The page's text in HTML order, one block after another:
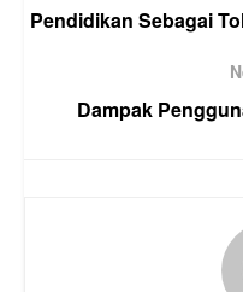
Pendidikan Sebagai
Dampak